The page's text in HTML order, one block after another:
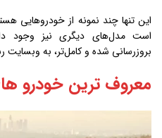
این تنها چند نمونه از خودروهایی
است مدل‌های دیگری نیز وجود
بروزرسانی شده و کامل‌تر، به
معروف ترین خودرو